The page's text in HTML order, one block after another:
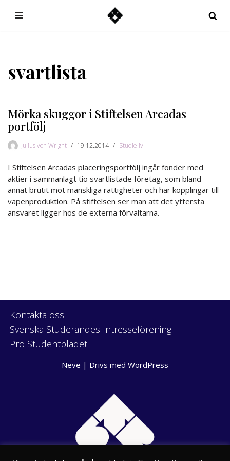
svartlista
Mörka skuggor i Stiftelsen Arcadas
portfölj
Julius von Wright 19.12.2014 Studieliv
I Stiftelsen Arcadas placeringsportfölj ingår fonder med
aktier i sammanlagt tio svartlistade företag, som bland
annat brutit mot mänskliga rättigheter och har kopplingar till
vapenproduktion. På stiftelsen ser man att det yttersta
ansvaret ligger hos de externa förvaltarna.
Kontakta oss
Svenska Studerandes Intresseförening
Pro Studentbladet
Neve | Drivs med WordPress